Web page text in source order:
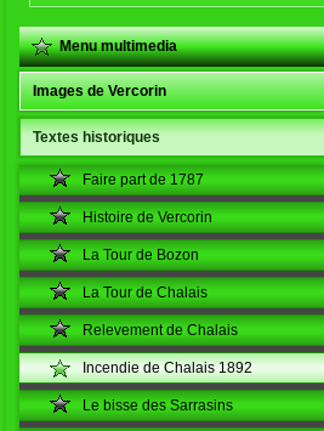
Menu multimedia
Images de Vercorin
Textes historiques
Faire part de 1787
Histoire de Vercorin
La Tour de Bozon
La Tour de Chalais
Relevement de Chalais
Incendie de Chalais 1892
Le bisse des Sarrasins